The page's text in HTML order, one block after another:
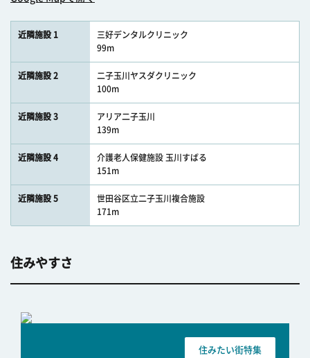
近隣施設 1
三好デンタルクリニック
99m
近隣施設 2
二子玉川ヤスダクリニック
100m
近隣施設 3
アリア二子玉川
139m
近隣施設 4
介護老人保健施設 玉川すばる
151m
近隣施設 5
世田谷区立二子玉川複合施設
171m
住みやすさ
住みたい街特集